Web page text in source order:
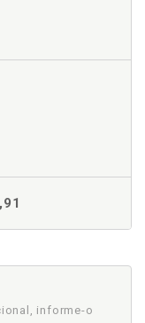
informe-o